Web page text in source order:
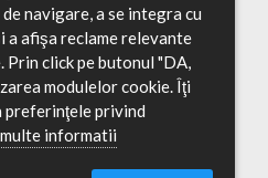
navigare, a se integra cu
a afişa reclame relevante
click pe butonul "DA,
modulelor cookie. Îţi
preferinţele privind
informatii